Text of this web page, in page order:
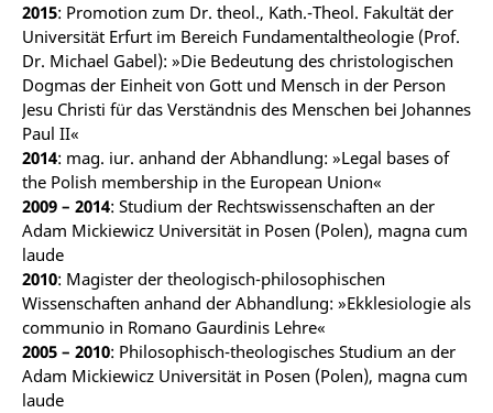
2015: Promotion zum Dr. theol., Kath.-Theol. Fakultät der
Universität Erfurt im Bereich Fundamentaltheologie (Prof.
Dr. Michael Gabel): »Die Bedeutung des christologischen
Dogmas der Einheit von Gott und Mensch in der Person
Jesu Christi für das Verständnis des Menschen bei Johannes
Paul II«
2014: mag. iur. anhand der Abhandlung: »Legal bases of
the Polish membership in the European Union«
2009 – 2014: Studium der Rechtswissenschaften an der
Adam Mickiewicz Universität in Posen (Polen), magna cum
laude
2010: Magister der theologisch-philosophischen
Wissenschaften anhand der Abhandlung: »Ekklesiologie als
communio in Romano Gaurdinis Lehre«
2005 – 2010: Philosophisch-theologisches Studium an der
Adam Mickiewicz Universität in Posen (Polen), magna cum
laude